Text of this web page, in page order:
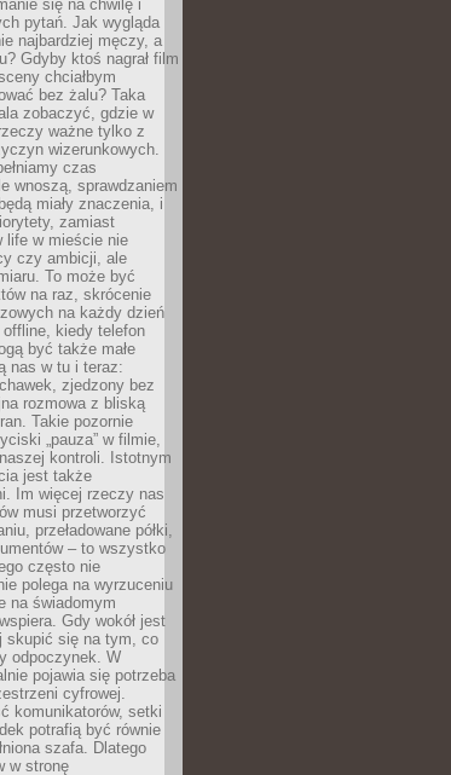
się na chwilę i
pytań. Jak wygląda
najbardziej męczy, a
Gdyby ktoś nagrał film
chciałbym
bez żalu? Taka
zobaczyć, gdzie w
ważne tylko z
wizerunkowych.
czas
wnoszą, sprawdzaniem
miały znaczenia, i
zamiast
life w mieście nie
czy ambicji, ale
To może być
na raz, skrócenie
na każdy dzień
kiedy telefon
być także małe
nas w tu i teraz:
zjedzony bez
rozmowa z bliską
Takie pozornie
„pauza” w filmie,
kontroli. Istotnym
jest także
Im więcej rzeczy nas
musi przetworzyć
przeładowane półki,
– to wszystko
często nie
polega na wyrzuceniu
na świadomym
Gdy wokół jest
skupić się na tym, co
odpoczynek. W
pojawia się potrzeba
cyfrowej.
komunikatorów, setki
potrafią być równie
szafa. Dlatego
w stronę